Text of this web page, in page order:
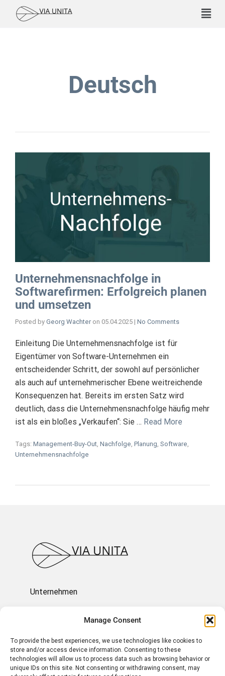
Manage Consent
To provide the best experiences, we use technologies like cookies to
store and/or access device information. Consenting to these
technologies will allow us to process data such as browsing behavior or
unique IDs on this site. Not consenting or withdrawing consent, may
Deutsch
Unternehmensnachfolge in
Softwarefirmen: Erfolgreich planen
und umsetzen
Posted by Georg Wachter on 05.04.2025 | No Comments
Einleitung Die Unternehmensnachfolge ist für
Eigentümer von Software-Unternehmen ein
entscheidender Schritt, der sowohl auf persönlicher
als auch auf unternehmerischer Ebene weitreichende
Konsequenzen hat. Bereits im ersten Satz wird
deutlich, dass die Unternehmensnachfolge häufig mehr
ist als ein bloßes „Verkaufen“: Sie … Read More
Tags: Management-Buy-Out, Nachfolge, Planung, Software,
Unternehmensnachfolge
Unternehmen
Über uns
Impressum und Rechtliches